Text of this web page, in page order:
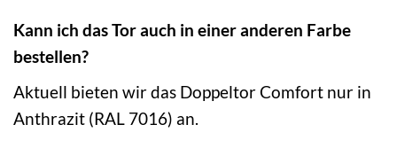
Kann ich das Tor auch in einer anderen Farbe
bestellen?
Aktuell bieten wir das Doppeltor Comfort nur in
Anthrazit (RAL 7016) an.